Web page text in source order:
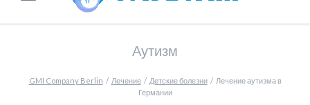
Аутизм
GMI Company Berlin Лечение Детские болезни
Лечение аутизма в
Германии